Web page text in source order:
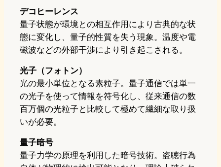
デコヒーレンス
量子状態が環境との相互作用により古典的な状
態に変化し、量子的性質を失う現象。温度や電
磁波などの外部干渉により引き起こされる。
光子（フォトン）
光の最小単位となる素粒子。量子通信では単一
の光子を使って情報を符号化し、従来通信の数
百万個の光粒子と比較して極めて繊細な取り扱
いが必要。
量子暗号
量子力学の原理を利用した暗号技術。盗聴行為